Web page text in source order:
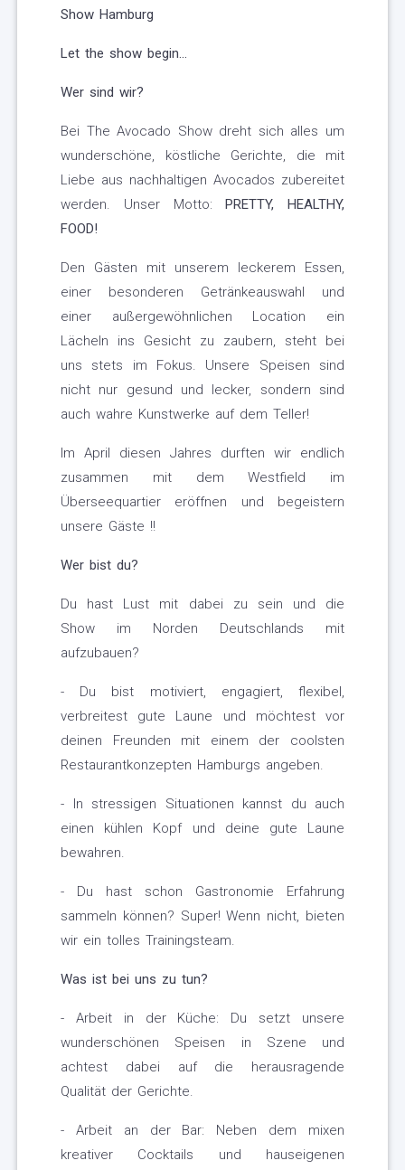
Show Hamburg
Let the show begin...
Wer sind wir?
Bei The Avocado Show dreht sich alles um
wunderschöne, köstliche Gerichte, die mit
Liebe aus nachhaltigen Avocados zubereitet
werden. Unser Motto:PRETTY, HEALTHY,
FOOD!
Den Gästen mit unserem leckerem Essen,
einer besonderen Getränkeauswahl und
einer außergewöhnlichen Location ein
Lächeln ins Gesicht zu zaubern, steht bei
uns stets im Fokus. Unsere Speisen sind
nicht nur gesund und lecker, sondern sind
auch wahre Kunstwerke auf dem Teller!
Im April diesen Jahres durften wir endlich
zusammen mit dem Westfield im
Überseequartier eröffnen und begeistern
unsere Gäste !!
Wer bist du?
Du hast Lust mit dabei zu sein und die
Show im Norden Deutschlands mit
aufzubauen?
- Du bist motiviert, engagiert, flexibel,
verbreitest gute Laune und möchtest vor
deinen Freunden mit einem der coolsten
Restaurantkonzepten Hamburgs angeben.
- In stressigen Situationen kannst du auch
einen kühlen Kopf und deine gute Laune
bewahren.
- Du hast schon Gastronomie Erfahrung
sammeln können? Super! Wenn nicht, bieten
wir ein tolles Trainingsteam.
Was ist bei uns zu tun?
- Arbeit in der Küche: Du setzt unsere
wunderschönen Speisen in Szene und
achtest dabei auf die herausragende
Qualität der Gerichte.
- Arbeit an der Bar: Neben dem mixen
kreativer Cocktails und hauseigenen